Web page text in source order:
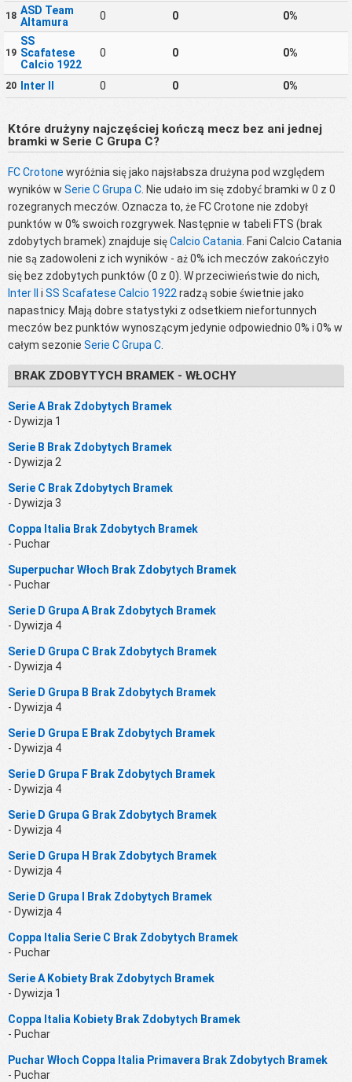
18 ASD Team
Altamura
0 0 0%
19
SS
Scafatese
Calcio 1922
0 0 0%
20 Inter II 0 0 0%
Które drużyny najczęściej kończą mecz bez ani jednej
bramki w Serie C Grupa C?
FC Crotone wyróżnia się jako najsłabsza drużyna pod względem
wyników w Serie C Grupa C . Nie udało im się zdobyć bramki w 0 z 0
rozegranych meczów. Oznacza to, że FC Crotone nie zdobył
punktów w 0% swoich rozgrywek. Następnie w tabeli FTS (brak
zdobytych bramek) znajduje sięCalcio Catania . Fani Calcio Catania
nie są zadowoleni z ich wyników - aż 0% ich meczów zakończyło
się bez zdobytych punktów (0 z 0). W przeciwieństwie do nich,
Inter II
i SS Scafatese Calcio 1922 radzą sobie świetnie jako
napastnicy. Mają dobre statystyki z odsetkiem niefortunnych
meczów bez punktów wynoszącym jedynie odpowiednio 0% i 0% w
całym sezonie Serie C Grupa C
BRAK ZDOBYTYCH BRAMEK - WŁOCHY
Serie A Brak Zdobytych Bramek
- Dywizja 1
Serie B Brak Zdobytych Bramek
- Dywizja 2
Serie C Brak Zdobytych Bramek
- Dywizja 3
Coppa Italia Brak Zdobytych Bramek
- Puchar
Superpuchar Włoch Brak Zdobytych Bramek
- Puchar
Serie D Grupa A Brak Zdobytych Bramek
- Dywizja 4
Serie D Grupa C Brak Zdobytych Bramek
- Dywizja 4
Serie D Grupa B Brak Zdobytych Bramek
- Dywizja 4
Serie D Grupa E Brak Zdobytych Bramek
- Dywizja 4
Serie D Grupa F Brak Zdobytych Bramek
- Dywizja 4
Serie D Grupa G Brak Zdobytych Bramek
- Dywizja 4
Serie D Grupa H Brak Zdobytych Bramek
- Dywizja 4
Serie D Grupa I Brak Zdobytych Bramek
- Dywizja 4
Coppa Italia Serie C Brak Zdobytych Bramek
- Puchar
Serie A Kobiety Brak Zdobytych Bramek
- Dywizja 1
Coppa Italia Kobiety Brak Zdobytych Bramek
- Puchar
Puchar Włoch Coppa Italia Primavera Brak Zdobytych Bramek
- Puchar